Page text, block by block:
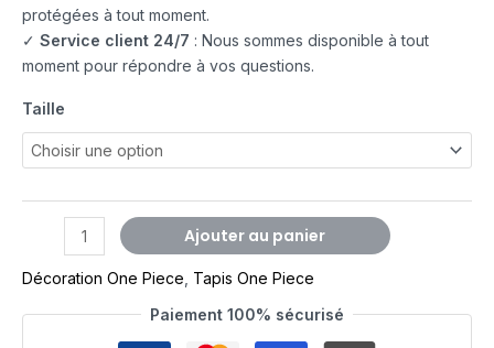
protégées à tout moment.
✓ Service client 24/7 : Nous sommes disponible à tout
moment pour répondre à vos questions.
Taille
Ajouter au panier
Décoration One Piece Tapis One Piece
Paiement 100% sécurisé